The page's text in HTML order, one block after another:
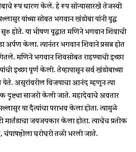
रूप धारण केले. हे रूप सोन्यासारखे तेजस्वी
यांच्या सोबत भगवान खंडोबा यांनी युद्ध
होते. या भीषण युद्धात मणिने भगवान शिवाची
अर्पण केला. त्यानंतर भगवान शिवाने प्रसन्न होत
मणिने भगवान शिवसोबत राहण्याची इच्छा
इच्छा पूर्ण केली. तेव्हापासून सर्व खंडोबाच्या
येते. असुरांवरील विजयाचा आनंद म्हणून त्या
दृष्ट्या साजरी केली जाते. महादेवाचे अवतार
या दैत्यांचा पराभव केला होता. त्यामुळे
मार्तंडाचा जयजयकार केला होता. त्याचेच प्रतीक
चंपाषष्ठीला घरोघरी तळी भरली जाते.